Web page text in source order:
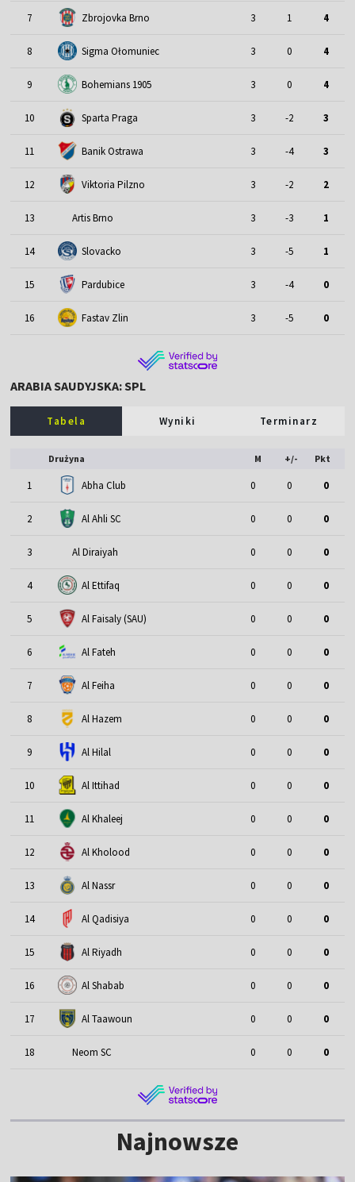
7 Zbrojovka Brno 3 1 4
8 Sigma Ołomuniec 3 0 4
9 Bohemians 1905 3 0 4
10 Sparta Praga 3 -2 3
11 Banik Ostrawa 3 -4 3
12 Viktoria Pilzno 3 -2 2
13 Artis Brno 3 -3 1
14 Slovacko 3 -5 1
15 Pardubice 3 -4 0
16 Fastav Zlin 3 -5 0
ARABIA SAUDYJSKA: SPL
Tabela Wyniki Terminarz
Drużyna M +/- Pkt
1 Abha Club 0 0 0
2 Al Ahli SC 0 0 0
3 Al Diraiyah 0 0 0
4 Al Ettifaq 0 0 0
5 Al Faisaly (SAU) 0 0 0
6 Al Fateh 0 0 0
7 Al Feiha 0 0 0
8 Al Hazem 0 0 0
9 Al Hilal 0 0 0
10 Al Ittihad 0 0 0
11 Al Khaleej 0 0 0
12 Al Kholood 0 0 0
13 Al Nassr 0 0 0
14 Al Qadisiya 0 0 0
15 Al Riyadh 0 0 0
16 Al Shabab 0 0 0
17 Al Taawoun 0 0 0
18 Neom SC 0 0 0
Najnowsze